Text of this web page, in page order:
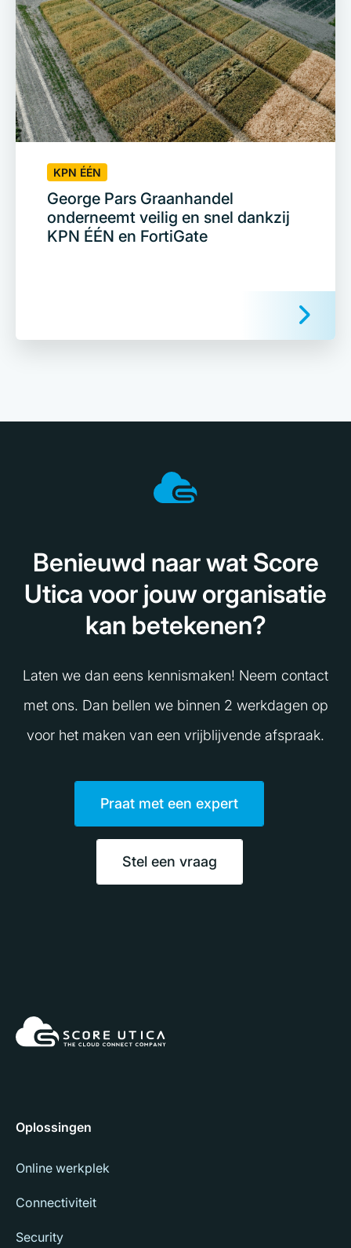
KPN ÉÉN
George Pars Graanhandel
onderneemt veilig en snel dankzij
KPN ÉÉN en FortiGate
Benieuwd naar wat Score
Utica voor jouw organisatie
kan betekenen?
Laten we dan eens kennismaken! Neem contact
met ons. Dan bellen we binnen 2 werkdagen op
voor het maken van een vrijblijvende afspraak.
Praat met een expert
Stel een vraag
Oplossingen
Online werkplek
Connectiviteit
Security